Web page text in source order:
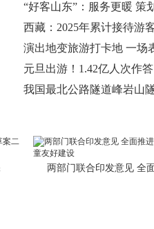
“好客山东”：服务更暖 策
西藏：2025年累计接待游
演出地变旅游打卡地 一场
元旦出游！1.42亿人次作答
我国最北公路隧道峰岩山
两部门联合印发意见 全